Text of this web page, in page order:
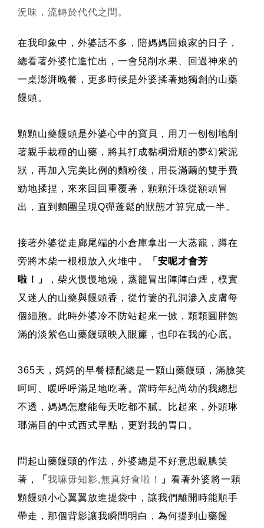
況味，流轉於代代之間。
在我印象中，外婆話不多，陪媽媽回娘家的日子，
總看著外婆忙進忙出，一會兒削水果、回過神來的
一桌澎湃晚餐，更多時候是外婆揉著她獨創的山藥
饅頭。
顆顆山藥饅頭是外婆心中的寶貝，用刀一刨刨地削
著親手栽種的山藥，將其打成黏稠滑順的夢幻紫泥
狀，再加入完美比例的麵粉後，用長滿繭的雙手費
勁地揉捏，來來回回重覆著，顆顆汗珠從額頭冒
出，直到麵團呈現Q彈蓬鬆的狀態才算完成一半。
接著外婆從走廊尾端的小倉庫拿出一大蒸籠，蹲在
旁將木柴一根根放入火堆中。
「安呢才會芳
啦！
」
，柴火慢慢地燒，蒸籠冒出陣陣白煙，樸實
又迷人的山藥與饅頭香，從竹簍的孔洞滲入皮膚每
個細胞。此時外婆冷不防站起來一掀，顆顆圓胖飽
滿的淡紫色山藥饅頭映入眼簾，也印在我的心底。
365天，媽媽的早餐標配總是一顆山藥饅頭，滿臉笑
呵呵、暖呼呼滿足地吃著。當時年紀尚幼的我總想
不透，媽媽怎麼能每天吃都不膩。比起來，外頭琳
瑯滿目的中式西式早點，更對我的胃口。
問起山藥饅頭的作法，外婆總是不好意思靦腆笑
著，
「 我嘛毋知影,無真好食啦！ 」 看著外婆將一顆
顆饅頭小心翼翼放進提袋中，讓我們離開時能順手
帶走，那個背影讓我瞬間明白，為何提到山藥饅